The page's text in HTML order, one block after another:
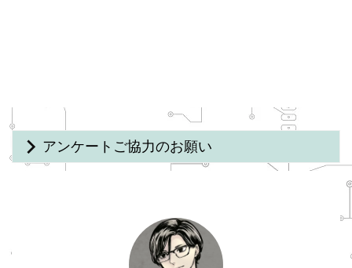
アンケートご協力のお願い